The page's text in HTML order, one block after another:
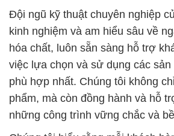
Đội ngũ kỹ thuật chuyên nghiệp
kinh nghiệm và am hiểu sâu về
hóa chất, luôn sẵn sàng hỗ trợ
việc lựa chọn và sử dụng các sản
phù hợp nhất. Chúng tôi không
phẩm, mà còn đồng hành và hỗ
những công trình vững chắc và